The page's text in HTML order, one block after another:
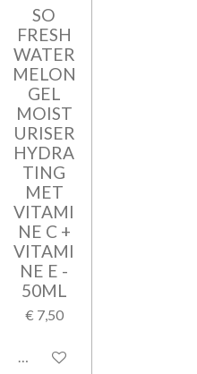
SO
FRESH
WATER
MELON
GEL
MOIST
URISER
HYDRA
TING
MET
VITAMI
NE C +
VITAMI
NE E -
50ML
€ 7,50
Bekijk details